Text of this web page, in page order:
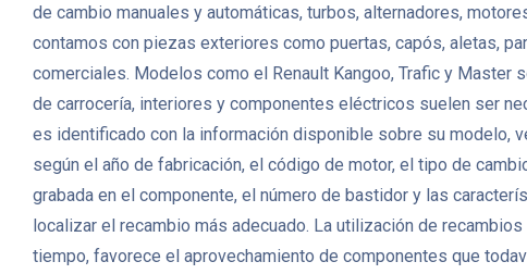
de cambio manuales y automáticas, turbos, alternadores,
contamos con piezas exteriores como puertas, capós, aletas,
comerciales. Modelos como el Renault Kangoo, Trafic y
de carrocería, interiores y componentes eléctricos suelen ser
es identificado con la información disponible sobre su modelo,
según el año de fabricación, el código de motor, el tipo de
grabada en el componente, el número de bastidor y las
localizar el recambio más adecuado. La utilización de
tiempo, favorece el aprovechamiento de componentes que